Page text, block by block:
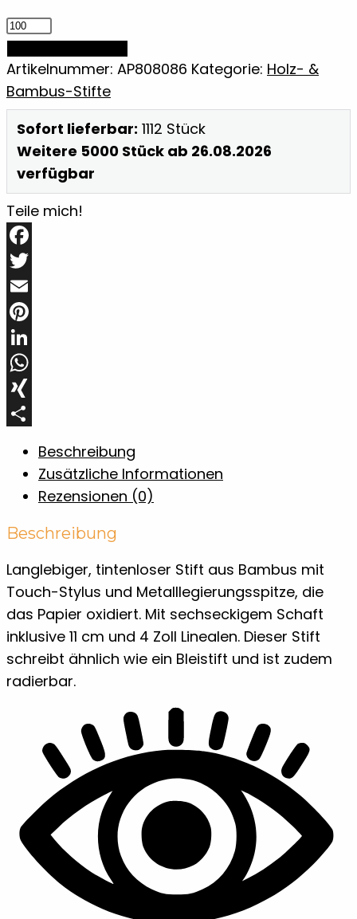
Tintenloser
Stift
mit
Lineal
Menge
Artikelnummer: AP808086 Kategorie: Holz- &
Bambus-Stifte
Sofort lieferbar: 1112 Stück
Weitere 5000 Stück ab 26.08.2026
verfügbar
Teile mich!
Facebook
Twitter
Email
Pinterest
LinkedIn
WhatsApp
XING
Beschreibung
Zusätzliche Informationen
Rezensionen (0)
Beschreibung
Langlebiger, tintenloser Stift aus Bambus mit
Touch-Stylus und Metalllegierungsspitze, die
das Papier oxidiert. Mit sechseckigem Schaft
inklusive 11 cm und 4 Zoll Linealen. Dieser Stift
schreibt ähnlich wie ein Bleistift und ist zudem
radierbar.